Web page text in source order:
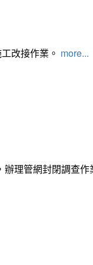
改接作業。 more...
理管網封閉調查作